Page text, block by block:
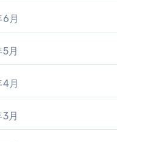
月
月
月
月